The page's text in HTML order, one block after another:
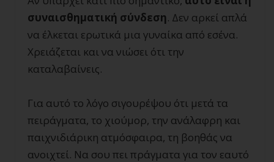
συναισθηματική σύνδεση. Δεν αρκεί απλά
να έλκεται ερωτικά μια γυναίκα από εσένα.
Χρειάζεται και να νιώσει ότι την
καταλαβαίνεις.
Για αυτό το λόγο σιγουρέψου ότι μετά τα
πειράγματα, το χιούμορ, την ανάλαφρη και
παιχνιδιάρικη ατμόσφαιρα, τη βοηθάς να
ανοιχτεί. Να σου πει πράγματα για τον εαυτό